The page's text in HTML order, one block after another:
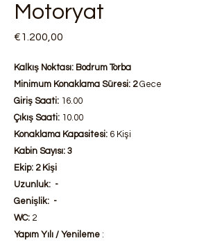
Motoryat
€1.200,00
Kalkış Noktası: Bodrum Torba
Minimum Konaklama Süresi: 2Gece
Giriş Saati: 16.00
Çıkış Saati: 10.00
Konaklama Kapasitesi: 6 Kişi
Kabin Sayısı: 3
Ekip: 2 Kişi
Uzunluk: -
Genişlik: -
WC: 2
Yapım Yılı / Yenileme :